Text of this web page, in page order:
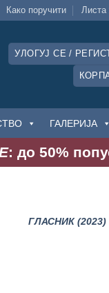
Како поручити
УЛОГУЈ СЕ /
ГАЛЕРИЈА
50%
ГЛАСНИК (2023)